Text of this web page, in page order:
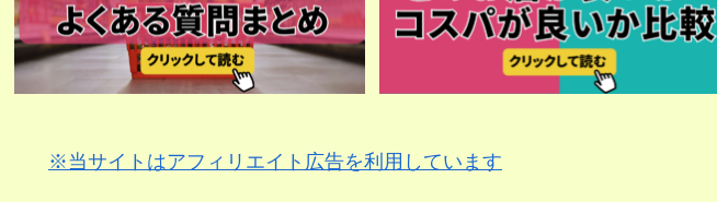
※当サイトはアフィリエイト広告を利用しています